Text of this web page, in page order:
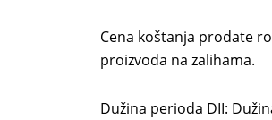
Cena koštanja prodate
proizvoda na zalihama.
Dužina perioda DII: